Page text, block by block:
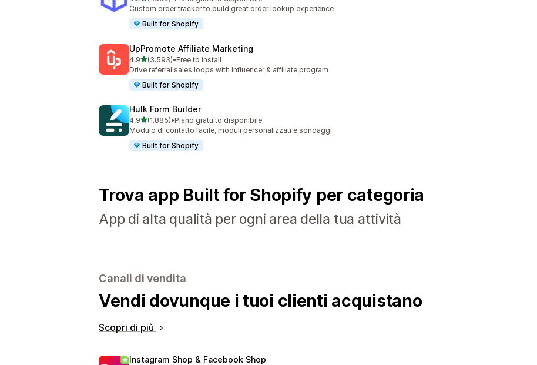
1569 recensioni totali
Custom order tracker to build great order lookup experience
Built for Shopify
UpPromote Affiliate Marketing
4,9stelle su 5
(3.593)
3593 recensioni totali
•Free to install
Drive referral sales loops with influencer & affiliate program
Built for Shopify
Hulk Form Builder
4,9stelle su 5
(1.885)
1885 recensioni totali
•Piano gratuito disponibile
Modulo di contatto facile, moduli personalizzati e sondaggi
Built for Shopify
Trova app Built for Shopify per categoria
App di alta qualità per ogni area della tua attività
Canali di vendita
Vendi dovunque i tuoi clienti acquistano
Scopri di più
Instagram Shop & Facebook Shop